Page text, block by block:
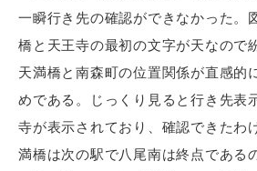
一瞬行き先の確認ができなかった。
橋と天王寺の最初の文字が天なので
天満橋と南森町の位置関係が直感的
めである。じっくり見ると行き先表
寺が表示されており、確認できたわ
満橋は次の駅で八尾南は終点である